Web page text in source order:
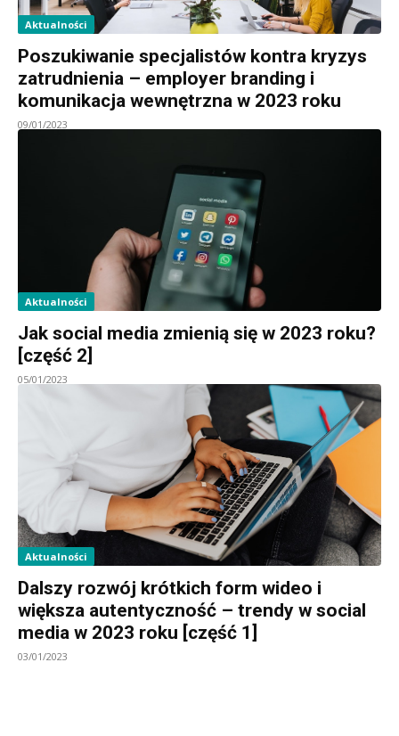
Aktualności
Poszukiwanie specjalistów kontra kryzys
zatrudnienia – employer branding i
komunikacja wewnętrzna w 2023 roku
09/01/2023
Aktualności
Jak social media zmienią się w 2023 roku?
[część 2]
05/01/2023
Aktualności
Dalszy rozwój krótkich form wideo i
większa autentyczność – trendy w social
media w 2023 roku [część 1]
03/01/2023